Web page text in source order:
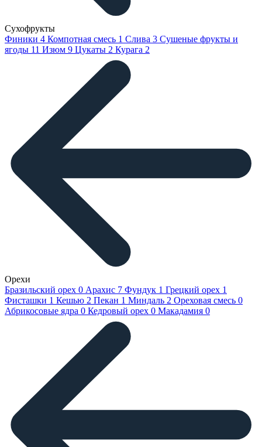
Сухофрукты
Финики 4 Компотная смесь 1 Слива 3 Сушеные фрукты и
ягоды 11 Изюм 9 Цукаты 2 Курага 2
Орехи
Бразильский орех 0 Арахис 7 Фундук 1 Грецкий орех 1
Фисташки 1 Кешью 2 Пекан 1 Миндаль 2 Ореховая смесь 0
Абрикосовые ядра 0 Кедровый орех 0 Макадамия 0